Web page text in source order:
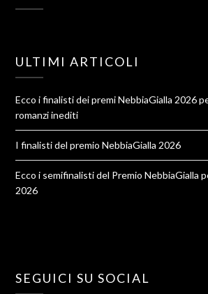
ULTIMI ARTICOLI
Ecco i finalisti dei premi NebbiaGialla 2026
romanzi inediti
I finalisti del premio NebbiaGialla 2026
Ecco i semifinalisti del Premio NebbiaGialla
2026
SEGUICI SU SOCIAL